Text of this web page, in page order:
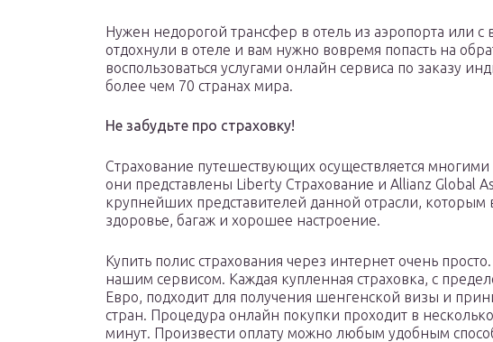
Нужен недорогой трансфер в отель из аэропорта или с
отдохнули в отеле и вам нужно вовремя попасть на
воспользоваться услугами онлайн сервиса по заказу
более чем 70 странах мира.
Не забудьте про страховку!
Страхование путешествующих осуществляется
они представлены Liberty Страхование и Allianz Global
крупнейших представителей данной отрасли, которым
здоровье, багаж и хорошее настроение.
Купить полис страхования через интернет очень
нашим сервисом. Каждая купленная страховка, с
Евро, подходит для получения шенгенской визы и
стран. Процедура онлайн покупки проходит в
минут. Произвести оплату можно любым удобным